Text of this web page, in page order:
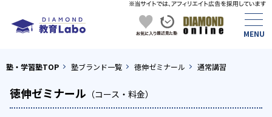
塾・学習塾TOP 塾ブランド一覧 徳伸ゼミナール 通常講習
徳伸ゼミナール （コース・料金）